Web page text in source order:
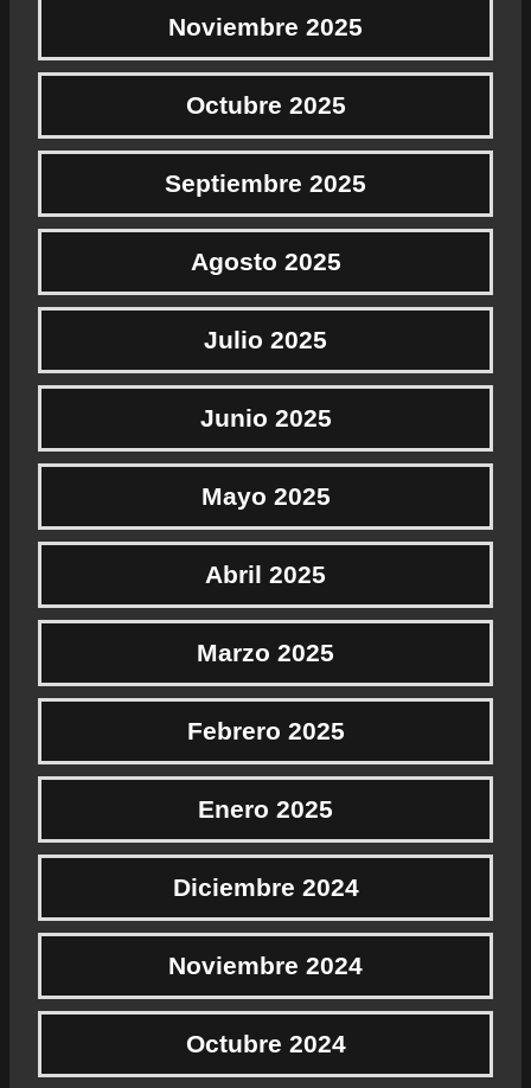
Noviembre 2025
Octubre 2025
Septiembre 2025
Agosto 2025
Julio 2025
Junio 2025
Mayo 2025
Abril 2025
Marzo 2025
Febrero 2025
Enero 2025
Diciembre 2024
Noviembre 2024
Octubre 2024